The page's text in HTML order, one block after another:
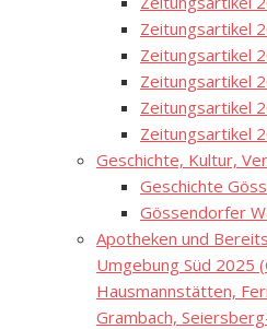
Zeitungsartikel
Zeitungsartikel
Zeitungsartikel
Zeitungsartikel
Zeitungsartikel
Geschichte, Kultur,
Geschichte
Gössendorfer
Apotheken und
Umgebung Süd 2025
Hausmannstätten,
Grambach,